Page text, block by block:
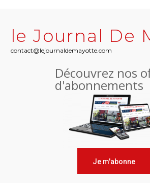
le Journal De
contact@lejournaldemayotte.com
Découvrez nos
d'abonnements
Je m'abonne